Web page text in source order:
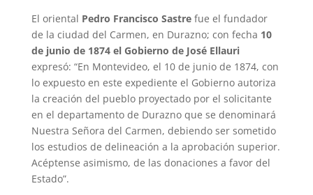
El oriental Pedro Francisco Sastrefue el fundador
de la ciudad del Carmen, en Durazno; con fecha 10
de junio de 1874 el Gobierno de José Ellauri
expresó: “En Montevideo, el 10 de junio de 1874, con
lo expuesto en este expediente el Gobierno autoriza
la creación del pueblo proyectado por el solicitante
en el departamento de Durazno que se denominará
Nuestra Señora del Carmen, debiendo ser sometido
los estudios de delineación a la aprobación superior.
Acéptense asimismo, de las donaciones a favor del
Estado”.